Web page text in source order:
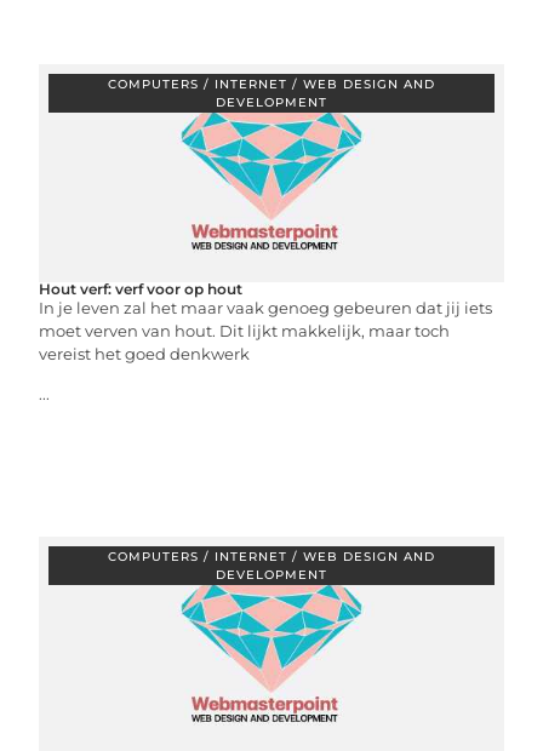
COMPUTERS / INTERNET / WEB DESIGN AND
DEVELOPMENT
Hout verf: verf voor op hout
In je leven zal het maar vaak genoeg gebeuren dat jij iets
moet verven van hout. Dit lijkt makkelijk, maar toch
vereist het goed denkwerk
...
COMPUTERS / INTERNET / WEB DESIGN AND
DEVELOPMENT